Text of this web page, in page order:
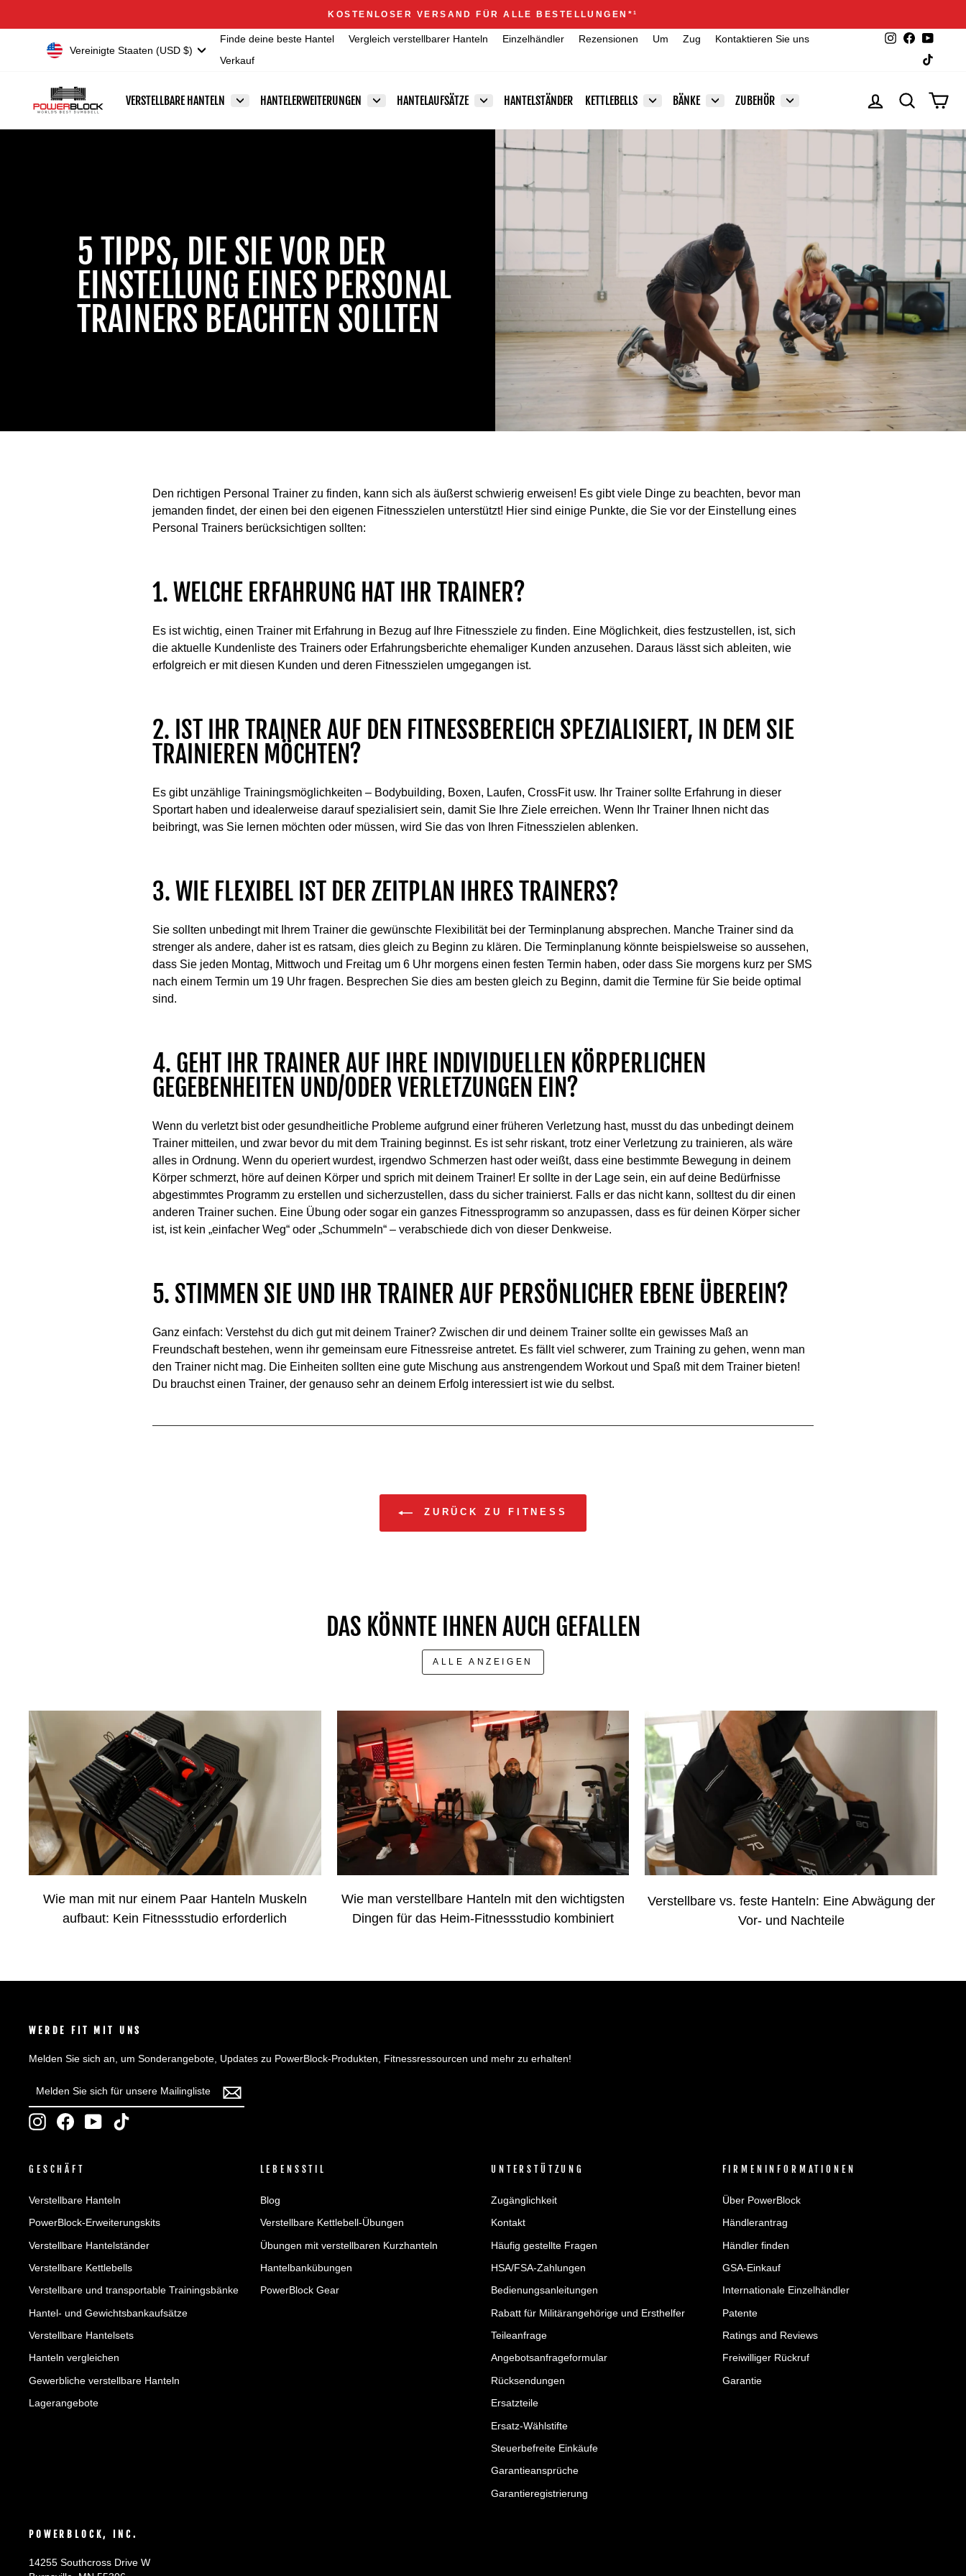
Barrierefreiheit
Pause
Announcements
KOSTENLOSER VERSAND FÜR ALLE BESTELLUNGEN*1
WährungVereinigte Staaten (USD $)
Finde deine beste Hantel Vergleich verstellbarer Hanteln Einzelhändler Rezensionen Um Zug
Kontaktieren Sie uns
Verkauf
Instagram
Facebook
VERSTELLBARE HANTELN HANTELERWEITERUNGEN HANTELAUFSÄTZE HANTELSTÄNDER KETTLEBELLS BÄNKE ZUBEHÖR EINLOGGENSUCHE
5 TIPPS, DIE SIE VOR DER
EINSTELLUNG EINES PERSONAL
TRAINERS BEACHTEN SOLLTEN
Den richtigen Personal Trainer zu finden, kann sich als äußerst schwierig erweisen! Es gibt viele Dinge zu beachten, bevor man
jemanden findet, der einen bei den eigenen Fitnesszielen unterstützt! Hier sind einige Punkte, die Sie vor der Einstellung eines
Personal Trainers berücksichtigen sollten:
1. WELCHE ERFAHRUNG HAT IHR TRAINER?
Es ist wichtig, einen Trainer mit Erfahrung in Bezug auf Ihre Fitnessziele zu finden. Eine Möglichkeit, dies festzustellen, ist, sich
die aktuelle Kundenliste des Trainers oder Erfahrungsberichte ehemaliger Kunden anzusehen. Daraus lässt sich ableiten, wie
erfolgreich er mit diesen Kunden und deren Fitnesszielen umgegangen ist.
2. IST IHR TRAINER AUF DEN FITNESSBEREICH SPEZIALISIERT, IN DEM SIE
TRAINIEREN MÖCHTEN?
Es gibt unzählige Trainingsmöglichkeiten – Bodybuilding, Boxen, Laufen, CrossFit usw. Ihr Trainer sollte Erfahrung in dieser
Sportart haben und idealerweise darauf spezialisiert sein, damit Sie Ihre Ziele erreichen. Wenn Ihr Trainer Ihnen nicht das
beibringt, was Sie lernen möchten oder müssen, wird Sie das von Ihren Fitnesszielen ablenken.
3. WIE FLEXIBEL IST DER ZEITPLAN IHRES TRAINERS?
Sie sollten unbedingt mit Ihrem Trainer die gewünschte Flexibilität bei der Terminplanung absprechen. Manche Trainer sind da
strenger als andere, daher ist es ratsam, dies gleich zu Beginn zu klären. Die Terminplanung könnte beispielsweise so aussehen,
dass Sie jeden Montag, Mittwoch und Freitag um 6 Uhr morgens einen festen Termin haben, oder dass Sie morgens kurz per SMS
nach einem Termin um 19 Uhr fragen. Besprechen Sie dies am besten gleich zu Beginn, damit die Termine für Sie beide optimal
sind.
4. GEHT IHR TRAINER AUF IHRE INDIVIDUELLEN KÖRPERLICHEN
GEGEBENHEITEN UND/ODER VERLETZUNGEN EIN?
Wenn du verletzt bist oder gesundheitliche Probleme aufgrund einer früheren Verletzung hast, musst du das unbedingt deinem
Trainer mitteilen, und zwar bevor du mit dem Training beginnst. Es ist sehr riskant, trotz einer Verletzung zu trainieren, als wäre
alles in Ordnung. Wenn du operiert wurdest, irgendwo Schmerzen hast oder weißt, dass eine bestimmte Bewegung in deinem
Körper schmerzt, höre auf deinen Körper und sprich mit deinem Trainer! Er sollte in der Lage sein, ein auf deine Bedürfnisse
abgestimmtes Programm zu erstellen und sicherzustellen, dass du sicher trainierst. Falls er das nicht kann, solltest du dir einen
anderen Trainer suchen. Eine Übung oder sogar ein ganzes Fitnessprogramm so anzupassen, dass es für deinen Körper sicher
ist, ist kein „einfacher Weg“ oder „Schummeln“ – verabschiede dich von dieser Denkweise.
5. STIMMEN SIE UND IHR TRAINER AUF PERSÖNLICHER EBENE ÜBEREIN?
Ganz einfach: Verstehst du dich gut mit deinem Trainer? Zwischen dir und deinem Trainer sollte ein gewisses Maß an
Freundschaft bestehen, wenn ihr gemeinsam eure Fitnessreise antretet. Es fällt viel schwerer, zum Training zu gehen, wenn man
den Trainer nicht mag. Die Einheiten sollten eine gute Mischung aus anstrengendem Workout und Spaß mit dem Trainer bieten!
Du brauchst einen Trainer, der genauso sehr an deinem Erfolg interessiert ist wie du selbst.
ZURÜCK ZU FITNESS
DAS KÖNNTE IHNEN AUCH GEFALLEN
ALLE ANZEIGEN
Wie man mit nur einem Paar Hanteln Muskeln
aufbaut: Kein Fitnessstudio erforderlich
Wie man verstellbare Hanteln mit den wichtigsten
Dingen für das Heim-Fitnessstudio kombiniert
Verstellbare vs. feste Hanteln: Eine Abwägung der
Vor- und Nachteile
WERDE FIT MIT UNS
Melden Sie sich an, um Sonderangebote, Updates zu PowerBlock-Produkten, Fitnessressourcen und mehr zu erhalten!
SIE
SICH
FÜR
AN
InstagramFacebookYouTube
GESCHÄFT
Verstellbare Hanteln
PowerBlock-Erweiterungskits
Verstellbare Hantelständer
Verstellbare Kettlebells
Verstellbare und transportable Trainingsbänke
Hantel- und Gewichtsbankaufsätze
Verstellbare Hantelsets
Hanteln vergleichen
Gewerbliche verstellbare Hanteln
Lagerangebote
LEBENSSTIL
Blog
Verstellbare Kettlebell-Übungen
Übungen mit verstellbaren Kurzhanteln
Hantelbankübungen
PowerBlock Gear
UNTERSTÜTZUNG
Zugänglichkeit
Kontakt
Häufig gestellte Fragen
HSA/FSA-Zahlungen
Bedienungsanleitungen
Rabatt für Militärangehörige und Ersthelfer
Teileanfrage
Angebotsanfrageformular
Rücksendungen
Ersatzteile
Ersatz-Wählstifte
Steuerbefreite Einkäufe
Garantieansprüche
Garantieregistrierung
FIRMENINFORMATIONEN
Über PowerBlock
Händlerantrag
Händler finden
GSA-Einkauf
Internationale Einzelhändler
Patente
Ratings and Reviews
Freiwilliger Rückruf
Garantie
POWERBLOCK, INC.
14255 Southcross Drive W